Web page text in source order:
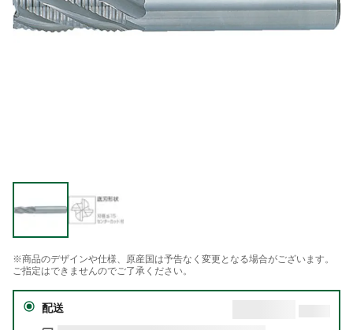
※商品のデザインや仕様、原産国は予告なく変更となる場合がございます。
ご指定はできませんのでご了承ください。
配送